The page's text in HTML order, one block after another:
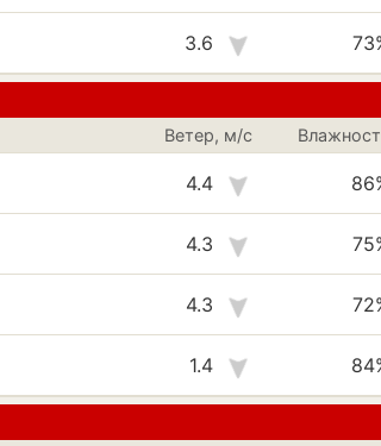
3.6
Ветер, м/с
4.4
4.3
4.3
1.4